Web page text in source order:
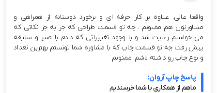
واقعا عالی. علاوه بر کار حرفه ای و برخورد دوستانه از همراهی و
مشاورتون هم ممنونم . چه تو قسمت طراحی که جز به جز نکاتی که
می خواستم رعایت شد و با وجود تغییراتی که دادم با صبر و سلیقه
پیش رفت چه تو قسمت چاپ که با مشاوره شما تونستم بهترین تعداد
و نوع چاپ رو داشته باشم. ممنونم
پاسخ چاپ آروان:
ماهم از همکاری با شما خرسندیم